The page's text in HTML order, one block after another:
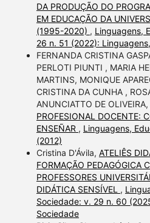
DA PRODUÇÃO DO
EM EDUCAÇÃO DA
(1995-2020) , Linguagens,
26 n. 51 (2022):
FERNANDA CRISTINA
PERLOTI PIUNTI , MARIA
MARTINS, MONIQUE
CRISTINA DA CUNHA ,
ANUNCIATTO DE OLIVEIRA,
PROFESIONAL DOCENTE:
ENSEÑAR , Linguagens,
(2012)
Cristina D'Ávila, ATELIÊS
FORMAÇÃO PEDAGÓGICA
PROFESSORES
DIDÁTICA SENSÍVEL ,
Sociedade: v. 29 n. 60
Sociedade